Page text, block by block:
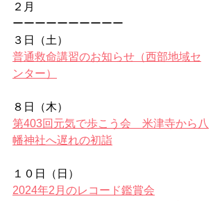
２月
ーーーーーーーーーー
３日（土）
普通救命講習のお知らせ（西部地域セ
ンター）
８日（木）
第403回元気で歩こう会　米津寺から八
幡神社へ遅れの初詣
１０日（日）
2024年2月のレコード鑑賞会